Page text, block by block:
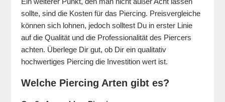
sollte, sind die Kosten für das Piercing. Preisvergleiche
können sich lohnen, jedoch solltest Du in erster Linie
auf die Qualität und die Professionalität des Piercers
achten. Überlege Dir gut, ob Dir ein qualitativ
hochwertiges Piercing die Investition wert ist.
Welche Piercing Arten gibt es?